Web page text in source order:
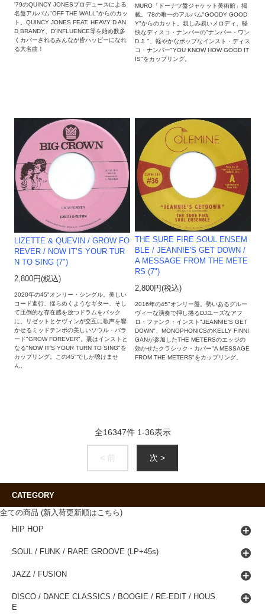
'79のQUINCY JONESプロデュースによる
名盤アルバム"OFF THE WALL"からのカッ
ト。QUINCY JONES FEAT. HEAVY D AN
D BRANDY、D'INFLUENCE等を始め数多
くカバーされるみんなが皆ハッピーになれ
る大名曲！
MURO「ドーナツ盤ジャケット美術館」掲
載。'78の唯一のアルバム"GOODY GOOD
Y"からのカット。親しみ易いメロディ、軽
快なディスコ・ナンバーの"ナンバー・ワン
D.J. "、軽やかなポップなインスト・ディス
コ・ナンバー"YOU KNOW HOW GOOD IT
IS"をカップリング。
LIZETTE & QUEVIN / GROW FO
REVER / NOW IT’S YOUR TUR
N TO SING (7")
2,800円(税込)
2020年の45"オンリー・シングル。美しい
コード進行、揺らめくようなギター、そし
て圧倒的な存在感を放つドラムをバック
に、リゼットとケヴィンが交互に歌声を響
かせるミッドテンポの美しいソウル・バラ
ード"GROW FOREVER"。裏はインストと
なる"NOW IT’S YOUR TURN TO SING"を
カップリング。この45"でしか聴けませ
ん。
THE SURE FIRE SOUL ENSEM
BLE / JEANNIE'S GET DOWN /
A MESSAGE FROM THE METE
RS (7")
2,800円(税込)
2016年の45"オンリー盤。勢いあるグルー
ヴィーな演奏で押し捲るDJユーズなアフ
ロ・ファンク・インスト"JEANNIE'S GET
DOWN"、MONOPHONICSのKELLY FINNI
GANが参加したTHE METERSのエッジの
効かせたクラシック・カバー"A MESSAGE
FROM THE METERS"をカップリング。
全16347件 1-36表示
< 前 次 >
CATEGORY
全ての商品 (新入荷更新順はこちら)
HIP HOP
SOUL / FUNK / RARE GROOVE (LP+45s)
JAZZ / FUSION
DISCO / DANCE CLASSICS / BOOGIE / RE-EDIT / HOUS
E